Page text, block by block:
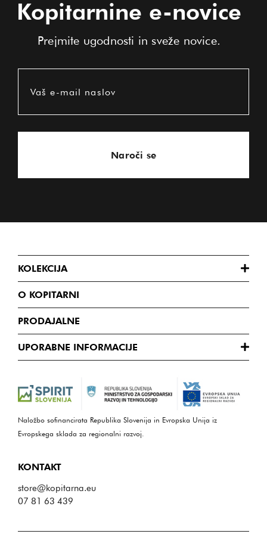
Kopitarnine e-novice
Prejmite ugodnosti in sveže novice.
Vaš e-mail naslov
Naroči se
KOLEKCIJA
O KOPITARNI
PRODAJALNE
UPORABNE INFORMACIJE
Naložbo sofinancirata Republika Slovenija in Evropska Unija iz
Evropskega sklada za regionalni razvoj.
KONTAKT
store@kopitarna.eu
07 81 63 439